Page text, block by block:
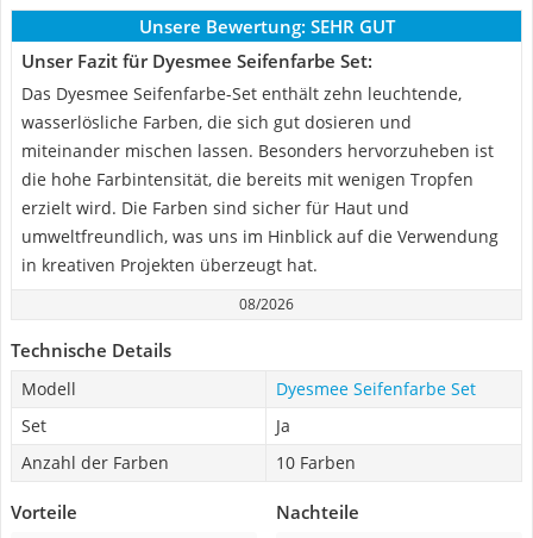
Unsere Bewertung: SEHR GUT
Unser Fazit für Dyesmee Seifenfarbe Set:
Das Dyesmee Seifenfarbe-Set enthält zehn leuchtende,
wasserlösliche Farben, die sich gut dosieren und
miteinander mischen lassen. Besonders hervorzuheben ist
die hohe Farbintensität, die bereits mit wenigen Tropfen
erzielt wird. Die Farben sind sicher für Haut und
umweltfreundlich, was uns im Hinblick auf die Verwendung
in kreativen Projekten überzeugt hat.
08/2026
Technische Details
Modell
Dyesmee Seifenfarbe Set
Set
Ja
Anzahl der Farben
10 Farben
Vorteile Nachteile